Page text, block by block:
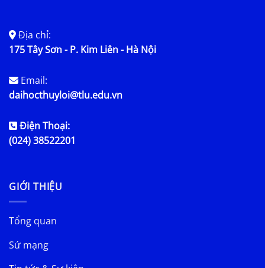
Địa chỉ:
175 Tây Sơn - P. Kim Liên - Hà Nội
Email:
daihocthuyloi@tlu.edu.vn
Điện Thoại:
(024) 38522201
GIỚI THIỆU
Tổng quan
Sứ mạng